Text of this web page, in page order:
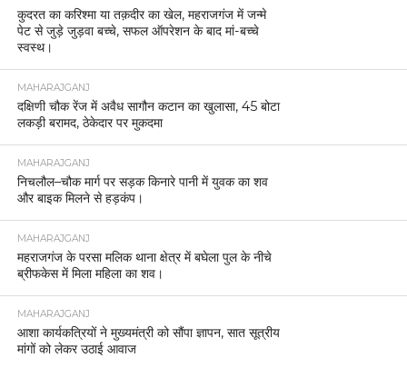
कुदरत का करिश्मा या तक़दीर का खेल, महराजगंज में जन्मे
पेट से जुड़े जुड़वा बच्चे, सफल ऑपरेशन के बाद मां-बच्चे
स्वस्थ।
MAHARAJGANJ
दक्षिणी चौक रेंज में अवैध सागौन कटान का खुलासा, 45 बोटा
लकड़ी बरामद, ठेकेदार पर मुकदमा
MAHARAJGANJ
निचलौल–चौक मार्ग पर सड़क किनारे पानी में युवक का शव
और बाइक मिलने से हड़कंप।
MAHARAJGANJ
महराजगंज के परसा मलिक थाना क्षेत्र में बघेला पुल के नीचे
ब्रीफकेस में मिला महिला का शव।
MAHARAJGANJ
आशा कार्यकत्रियों ने मुख्यमंत्री को सौंपा ज्ञापन, सात सूत्रीय
मांगों को लेकर उठाई आवाज